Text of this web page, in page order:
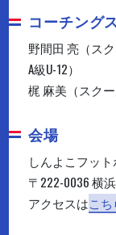
コーチング
野間田 亮（ス
A級U-12）
梶 麻美（スクー
会場
しんよこフッ
〒222-0036 横
アクセスはこち